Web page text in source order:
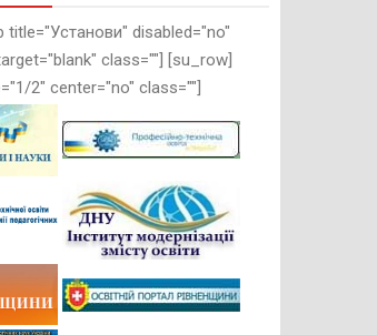
title="Установи" disabled="no"
class=""] [su_row]
2" center="no" class=""]